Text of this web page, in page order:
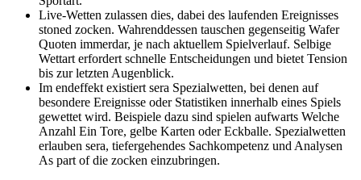
Live-Wetten zulassen dies, dabei des laufenden Ereignisses
stoned zocken. Wahrenddessen tauschen gegenseitig Wafer
Quoten immerdar, je nach aktuellem Spielverlauf. Selbige
Wettart erfordert schnelle Entscheidungen und bietet Tension
bis zur letzten Augenblick.
Im endeffekt existiert sera Spezialwetten, bei denen auf
besondere Ereignisse oder Statistiken innerhalb eines Spiels
gewettet wird. Beispiele dazu sind spielen aufwarts Welche
Anzahl Ein Tore, gelbe Karten oder Eckballe. Spezialwetten
erlauben sera, tiefergehendes Sachkompetenz und Analysen
As part of die zocken einzubringen.